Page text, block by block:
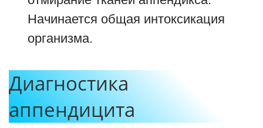
Начинается общая интоксикация
организма.
Диагностика
аппендицита